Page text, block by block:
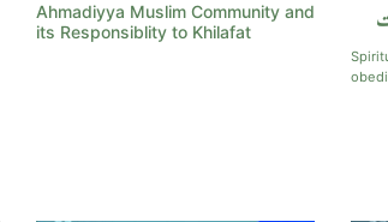
Ahmadiyya Muslim Community and
its Responsiblity to Khilafat